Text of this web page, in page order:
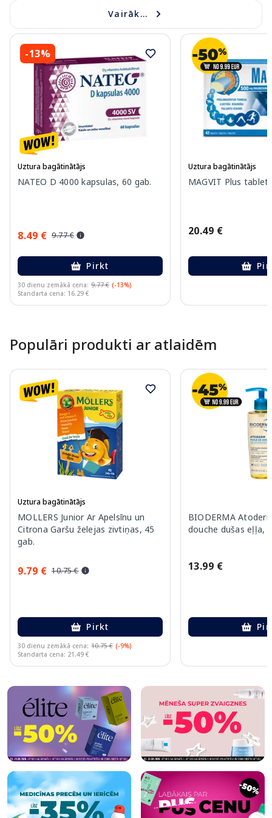
Vairāk...
-13%
Uztura bagātinātājs
NATEO D 4000 kapsulas, 60 gab.
8.49 € 9.77 €
Pirkt
30 dienu zemākā cena: 9.77 € (-13%)
Standarta cena: 16.29 €
Uztura bagātinātājs
MAGVIT Plus
20.49 €
Populāri produkti ar atlaidēm
Uztura bagātinātājs
MOLLERS Junior Ar Apelsīnu un
Citrona Garšu želejas zivtiņas, 45
gab.
9.79 € 10.75 €
Pirkt
30 dienu zemākā cena: 10.75 € (-9%)
Standarta cena: 21.49 €
BIODERMA
douche dušas eļļa,
13.99 €